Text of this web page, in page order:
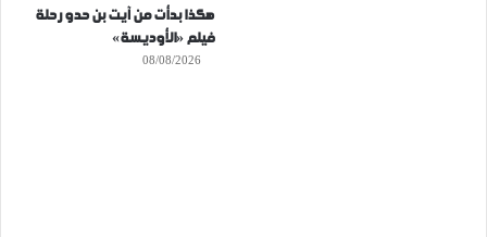
هكذا بدأت من آيت بن حدو رحلة
فيلم «الأوديسة»
08/08/2026